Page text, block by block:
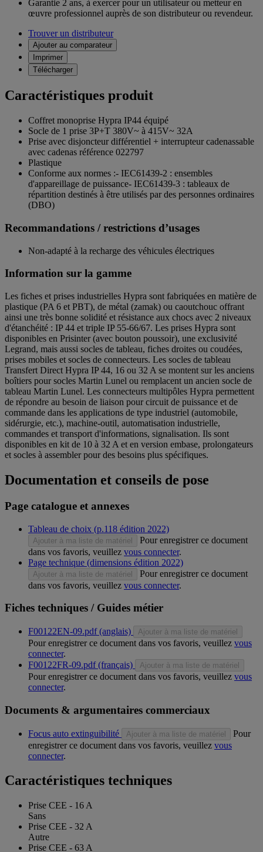
Garantie 2 ans, à exercer pour un utilisateur ou metteur en
œuvre professionnel auprès de son distributeur ou revendeur.
Trouver un distributeur
Ajouter au comparateur
Imprimer
Télécharger
Caractéristiques produit
Coffret monoprise Hypra IP44 équipé
Socle de 1 prise 3P+T 380V~ à 415V~ 32A
Prise avec disjoncteur différentiel + interrupteur cadenassable
avec cadenas référence 022797
Plastique
Conforme aux normes :- IEC61439-2 : ensembles
d'appareillage de puissance- IEC61439-3 : tableaux de
répartition destinés à être utilisés par des personnes ordinaires
(DBO)
Recommandations / restrictions d’usages
Non-adapté à la recharge des véhicules électriques
Information sur la gamme
Les fiches et prises industrielles Hypra sont fabriquées en matière de
plastique (PA 6 et PBT), de métal (zamak) ou caoutchouc offrant
ainsi une très bonne solidité et résistance aux chocs avec 2 niveaux
d'étanchéité : IP 44 et triple IP 55-66/67. Les prises Hypra sont
disponibles en Prisinter (avec bouton poussoir), une exclusivité
Legrand, mais aussi socles de tableau, fiches droites ou coudées,
prises mobiles et socles de connecteurs. Les socles de tableau
Transfert Direct Hypra IP 44, 16 ou 32 A se montent sur les anciens
boîtiers pour socles Martin Lunel ou remplacent un ancien socle de
tableau Martin Lunel. Les connecteurs multipôles Hypra permettent
de répondre au besoin de liaison pour circuit de puissance et de
commande dans les applications de type industriel (automobile,
sidérurgie, etc.), machine-outil, automatisation industrielle,
commandes et transport d'informations, signalisation. Ils sont
disponibles en kit de 10 à 32 A et en version embase, prolongateurs
et socles à assembler pour des besoins plus spécifiques.
Documentation et conseils de pose
Page catalogue et annexes
Tableau de choix (p.118 édition 2022)
Ajouter à ma liste de matériel
Pour enregistrer ce document
dans vos favoris, veuillez vous connecter.
Page technique (dimensions édition 2022)
Ajouter à ma liste de matériel
Pour enregistrer ce document
dans vos favoris, veuillez vous connecter.
Fiches techniques / Guides métier
F00122EN-09.pdf (anglais) Ajouter à ma liste de matériel
Pour enregistrer ce document dans vos favoris, veuillez vous
connecter.
F00122FR-09.pdf (français)
Ajouter à ma liste de matériel
Pour enregistrer ce document dans vos favoris, veuillez vous
connecter.
Documents & argumentaires commerciaux
Focus auto extinguibilité Ajouter à ma liste de matériel
Pour
enregistrer ce document dans vos favoris, veuillez vous
connecter.
Caractéristiques techniques
Prise CEE - 16 A
Sans
Prise CEE - 32 A
Autre
Prise CEE - 63 A